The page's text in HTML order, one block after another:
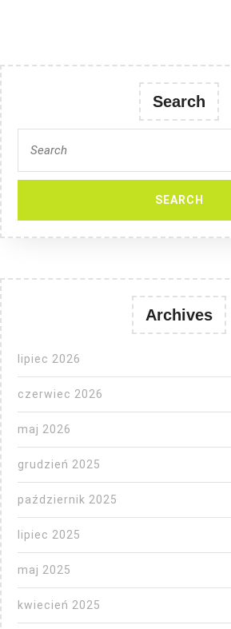
Search
for:
Archives
lipiec 2026
czerwiec 2026
maj 2026
grudzień 2025
październik 2025
lipiec 2025
maj 2025
kwiecień 2025